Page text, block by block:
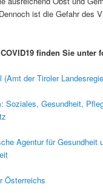
ist die Gefahr des
finden Sie unter
(Amt der Tiroler
Soziales, Gesundheit,
Agentur für Gesundheit
Österreichs